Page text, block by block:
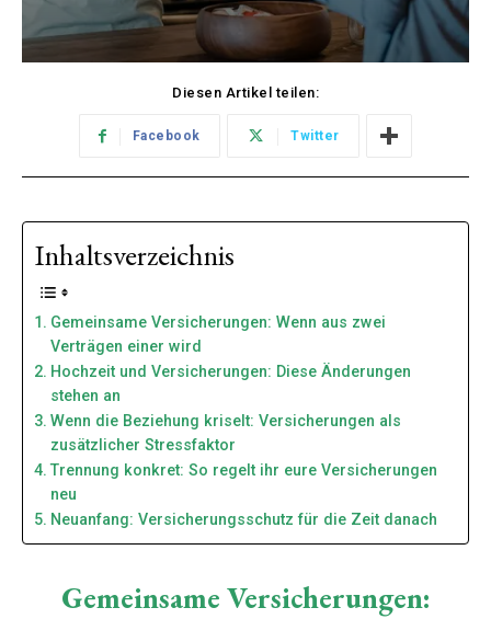
Diesen Artikel teilen:
Facebook Twitter
Inhaltsverzeichnis
Gemeinsame Versicherungen: Wenn aus zwei
Verträgen einer wird
Hochzeit und Versicherungen: Diese Änderungen
stehen an
Wenn die Beziehung kriselt: Versicherungen als
zusätzlicher Stressfaktor
Trennung konkret: So regelt ihr eure Versicherungen
neu
Neuanfang: Versicherungsschutz für die Zeit danach
Gemeinsame Versicherungen: